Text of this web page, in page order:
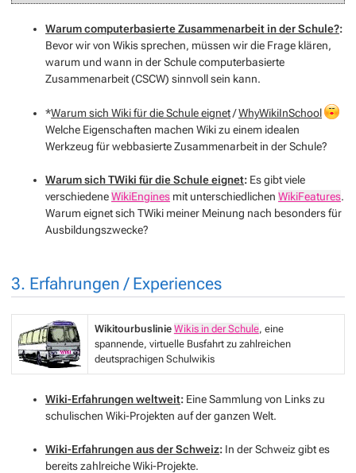
Warum computerbasierte Zusammenarbeit in der Schule?:
Bevor wir von Wikis sprechen, müssen wir die Frage klären,
warum und wann in der Schule computerbasierte
Zusammenarbeit (CSCW) sinnvoll sein kann.
*Warum sich Wiki für die Schule eignet/WhyWikiInSchool
Welche Eigenschaften machen Wiki zu einem idealen
Werkzeug für webbasierte Zusammenarbeit in der Schule?
Warum sich TWiki für die Schule eignet: Es gibt viele
verschiedeneWikiEngines mit unterschiedlichenWikiFeatures.
Warum eignet sich TWiki meiner Meinung nach besonders für
Ausbildungszwecke?
3. Erfahrungen / Experiences
Wikitourbuslinie Wikis in der Schule, eine
spannende, virtuelle Busfahrt zu zahlreichen
deutsprachigen Schulwikis
Wiki-Erfahrungen weltweit: Eine Sammlung von Links zu
schulischen Wiki-Projekten auf der ganzen Welt.
Wiki-Erfahrungen aus der Schweiz: In der Schweiz gibt es
bereits zahlreiche Wiki-Projekte.